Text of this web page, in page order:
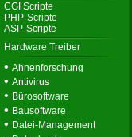
CGI Scripte
PHP-Scripte
ASP-Scripte
Hardware Treiber
• Ahnenforschung
• Antivirus
• Bürosoftware
• Bausoftware
• Datei-Management